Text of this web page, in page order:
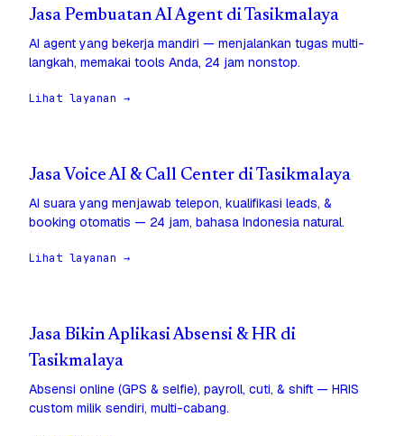
Jasa Pembuatan AI Agent di Tasikmalaya
AI agent yang bekerja mandiri — menjalankan tugas multi-
langkah, memakai tools Anda, 24 jam nonstop.
Lihat layanan →
Jasa Voice AI & Call Center di Tasikmalaya
AI suara yang menjawab telepon, kualifikasi leads, &
booking otomatis — 24 jam, bahasa Indonesia natural.
Lihat layanan →
Jasa Bikin Aplikasi Absensi & HR di
Tasikmalaya
Absensi online (GPS & selfie), payroll, cuti, & shift — HRIS
custom milik sendiri, multi-cabang.